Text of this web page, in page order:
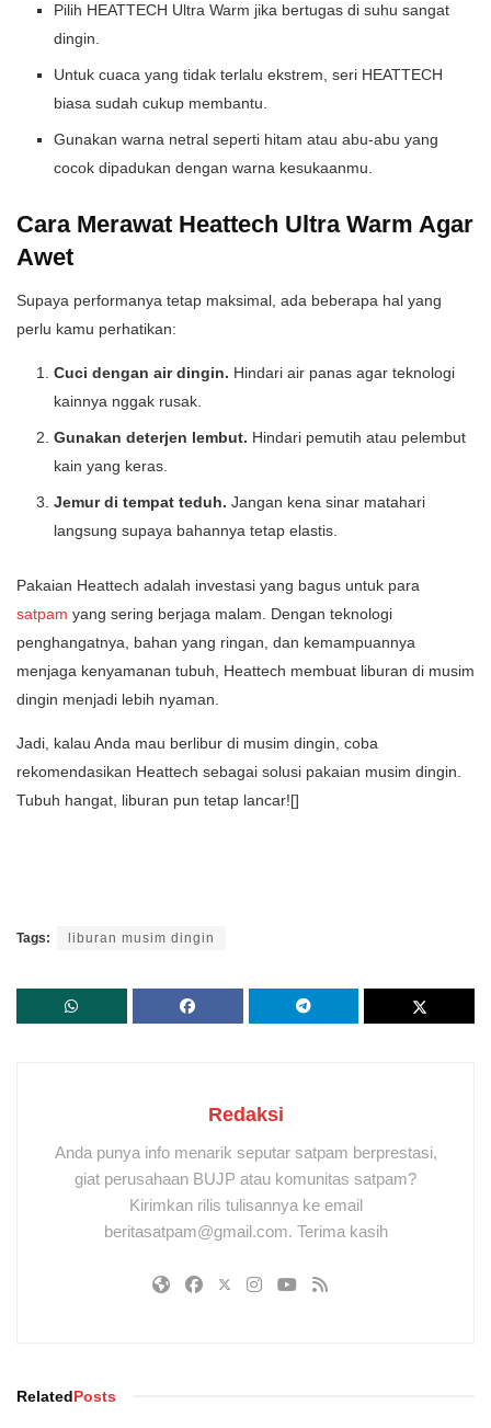
Pilih HEATTECH Ultra Warm jika bertugas di suhu sangat
dingin.
Untuk cuaca yang tidak terlalu ekstrem, seri HEATTECH
biasa sudah cukup membantu.
Gunakan warna netral seperti hitam atau abu-abu yang
cocok dipadukan dengan warna kesukaanmu.
Cara Merawat Heattech Ultra Warm Agar
Awet
Supaya performanya tetap maksimal, ada beberapa hal yang
perlu kamu perhatikan:
Cuci dengan air dingin. Hindari air panas agar teknologi
kainnya nggak rusak.
Gunakan deterjen lembut. Hindari pemutih atau pelembut
kain yang keras.
Jemur di tempat teduh. Jangan kena sinar matahari
langsung supaya bahannya tetap elastis.
Pakaian Heattech adalah investasi yang bagus untuk para
satpam yang sering berjaga malam. Dengan teknologi
penghangatnya, bahan yang ringan, dan kemampuannya
menjaga kenyamanan tubuh, Heattech membuat liburan di musim
dingin menjadi lebih nyaman.
Jadi, kalau Anda mau berlibur di musim dingin, coba
rekomendasikan Heattech sebagai solusi pakaian musim dingin.
Tubuh hangat, liburan pun tetap lancar![]
Tags: liburan musim dingin
Redaksi
Anda punya info menarik seputar satpam berprestasi,
giat perusahaan BUJP atau komunitas satpam?
Kirimkan rilis tulisannya ke email
beritasatpam@gmail.com. Terima kasih
RelatedPosts